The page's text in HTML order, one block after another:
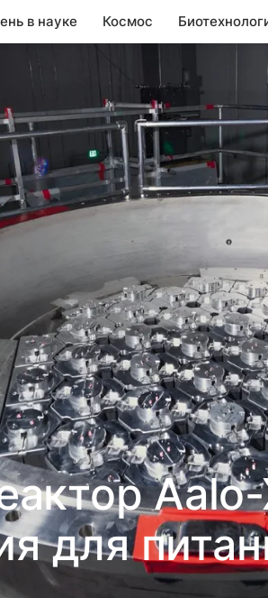
в науке Космос
для